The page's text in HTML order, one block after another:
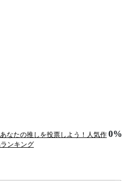
なたの推しを投票しよう！人気作
ンキング
0%